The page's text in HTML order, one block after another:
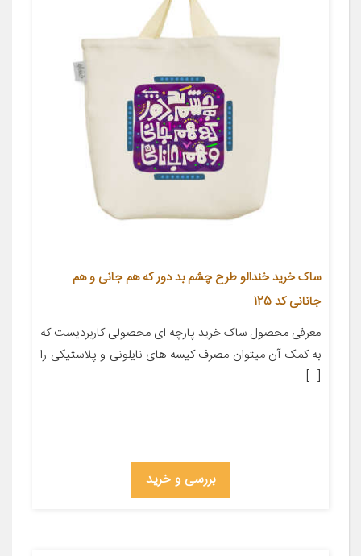
ساک خرید خندالو طرح چشم بد دور که هم جانی و هم
جانانی کد 125
معرفی محصول ساک خرید پارچه ای محصولی کاربردیست که
به کمک آن میتوان مصرف کیسه های نایلونی و پلاستیکی را
[…]
بررسی و خرید